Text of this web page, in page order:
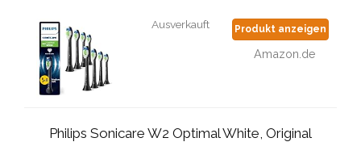
Ausverkauft Produkt anzeigen
Amazon.de
Philips Sonicare W2 Optimal White, Original